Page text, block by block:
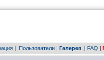
| Пользователи | Галерея | FAQ |